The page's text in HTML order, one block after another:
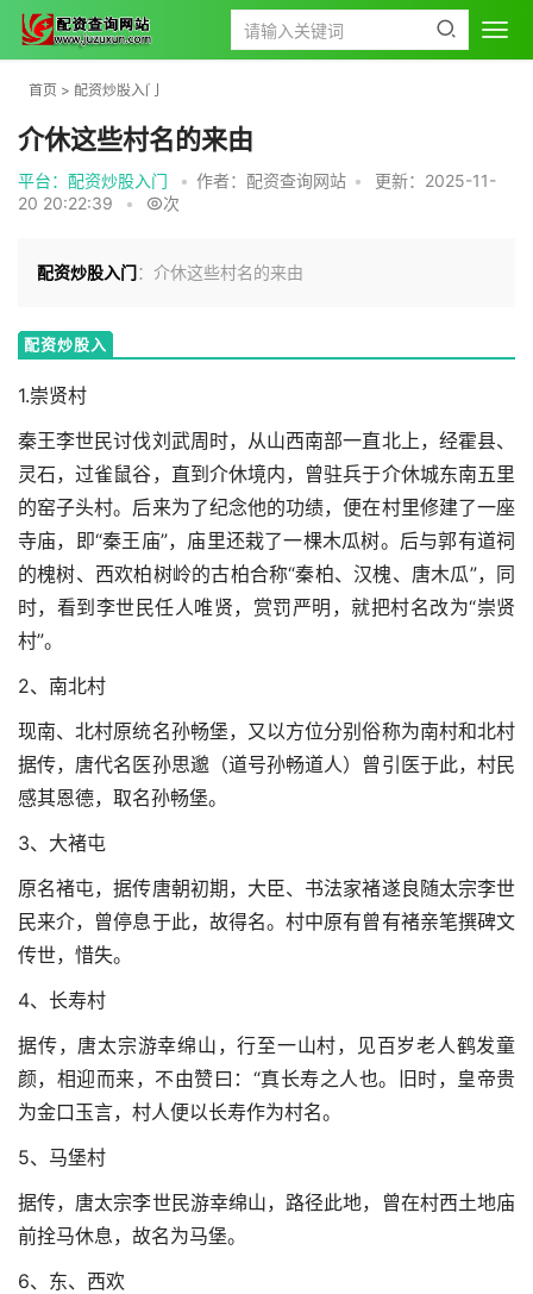
首页 > 配资炒股入门
介休这些村名的来由
平台：配资炒股入门 • 作者：配资查询网站 •
更新：2025-11-
20 20:22:39
• 次
配资炒股入门：介休这些村名的来由
配资炒股入
1.崇贤村
秦王李世民讨伐刘武周时，从山西南部一直北上，经霍县、
灵石，过雀鼠谷，直到介休境内，曾驻兵于介休城东南五里
的窑子头村。后来为了纪念他的功绩，便在村里修建了一座
寺庙，即“秦王庙”，庙里还栽了一棵木瓜树。后与郭有道祠
的槐树、西欢柏树岭的古柏合称“秦柏、汉槐、唐木瓜”，同
时，看到李世民任人唯贤，赏罚严明，就把村名改为“崇贤
村”。
2、南北村
现南、北村原统名孙畅堡，又以方位分别俗称为南村和北村
据传，唐代名医孙思邈（道号孙畅道人）曾引医于此，村民
感其恩德，取名孙畅堡。
3、大褚屯
原名褚屯，据传唐朝初期，大臣、书法家褚遂良随太宗李世
民来介，曾停息于此，故得名。村中原有曾有褚亲笔撰碑文
传世，惜失。
4、长寿村
据传，唐太宗游幸绵山，行至一山村，见百岁老人鹤发童
颜，相迎而来，不由赞曰：“真长寿之人也。旧时，皇帝贵
为金口玉言，村人便以长寿作为村名。
5、马堡村
据传，唐太宗李世民游幸绵山，路径此地，曾在村西土地庙
前拴马休息，故名为马堡。
6、东、西欢